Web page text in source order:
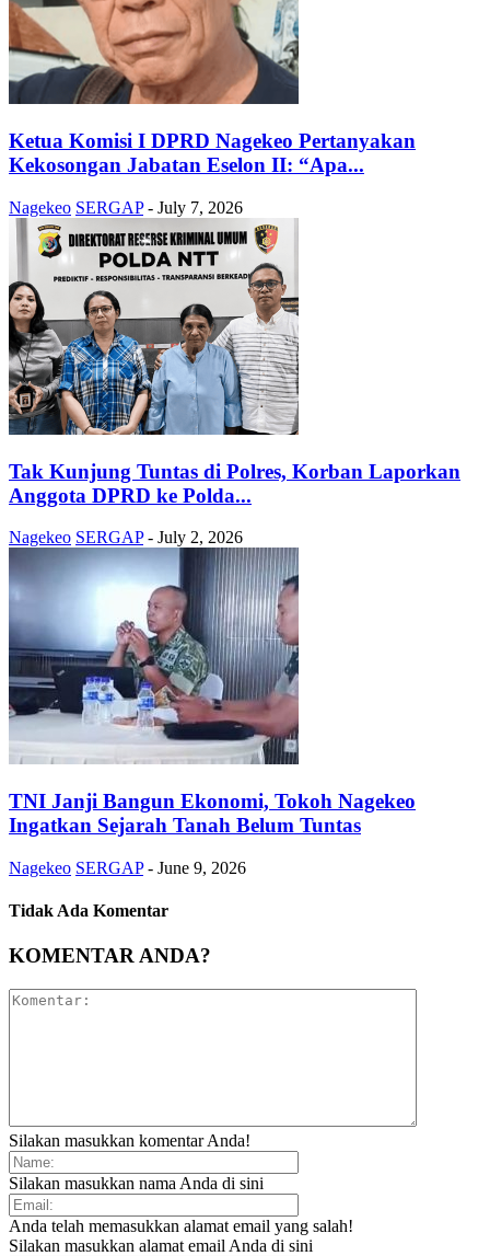
Ketua Komisi I DPRD Nagekeo Pertanyakan
Kekosongan Jabatan Eselon II: “Apa...
Nagekeo SERGAP - July 7, 2026
Tak Kunjung Tuntas di Polres, Korban Laporkan
Anggota DPRD ke Polda...
Nagekeo SERGAP - July 2, 2026
TNI Janji Bangun Ekonomi, Tokoh Nagekeo
Ingatkan Sejarah Tanah Belum Tuntas
Nagekeo SERGAP - June 9, 2026
Tidak Ada Komentar
KOMENTAR ANDA?
Silakan masukkan komentar Anda!
Silakan masukkan nama Anda di sini
Anda telah memasukkan alamat email yang salah!
Silakan masukkan alamat email Anda di sini